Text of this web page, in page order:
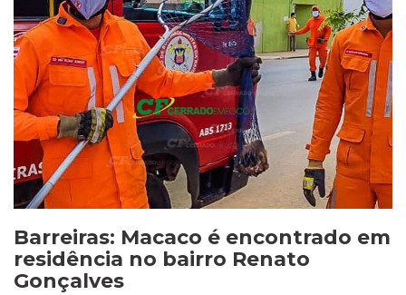
Barreiras: Macaco é encontrado em
residência no bairro Renato
Gonçalves